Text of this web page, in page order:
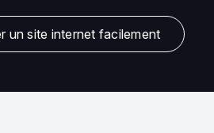
un site internet facilement